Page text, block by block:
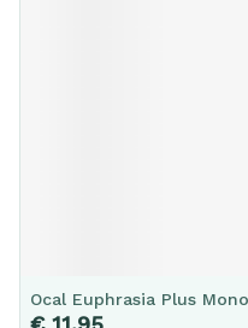
Ocal Euphrasia Plus